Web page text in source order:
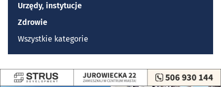
Urzędy, instytucje
Zdrowie
Wszystkie kategorie